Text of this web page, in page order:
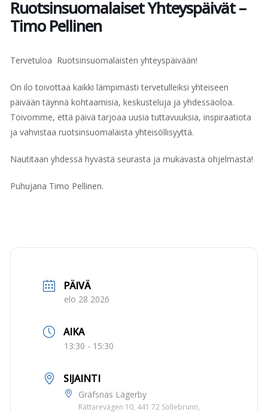
Ruotsinsuomalaiset Yhteyspäivät –
Timo Pellinen
Tervetuloa Ruotsinsuomalaisten yhteyspäivään!
On ilo toivottaa kaikki lämpimästi tervetulleiksi yhteiseen
päivään täynnä kohtaamisia, keskusteluja ja yhdessäoloa.
Toivomme, että päivä tarjoaa uusia tuttavuuksia, inspiraatiota
ja vahvistaa ruotsinsuomalaista yhteisöllisyyttä.
Nautitaan yhdessä hyvästä seurasta ja mukavasta ohjelmasta!
Puhujana Timo Pellinen.
PÄIVÄ
elo 28 2026
AIKA
13:30 - 15:30
SIJAINTI
Gräfsnäs Lägerby
Rättarevägen 10, 441 72 Sollebrunn,